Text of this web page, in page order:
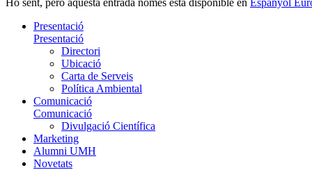
Presentació
Presentació
Directori
Ubicació
Carta de Serveis
Política Ambiental
Comunicació
Comunicació
Divulgació Científica
Marketing
Alumni UMH
Novetats